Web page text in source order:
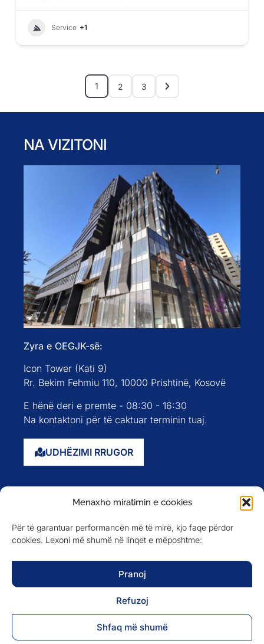
Menaxho miratimin e cookies
Për të garantuar performancën më të mirë, kjo faqe përdor
cookies. Lexoni më shumë në linqet e mëposhtme:
Pranoj
Refuzoj
Shfaq më shumë
Service +1
1 2 3
NA VIZITONI
Zyra e OEGJK-së:
Icon Tower (Kati 9)
Rr. Bekim Fehmiu 110, 10000 Prishtinë, Kosovë
E hënë deri e premte - 08:30 - 16:30
Na kontaktoni për të caktuar terminin tuaj.
UDHËZIMI RRUGOR
Evente
Anëtarët
Newsletter